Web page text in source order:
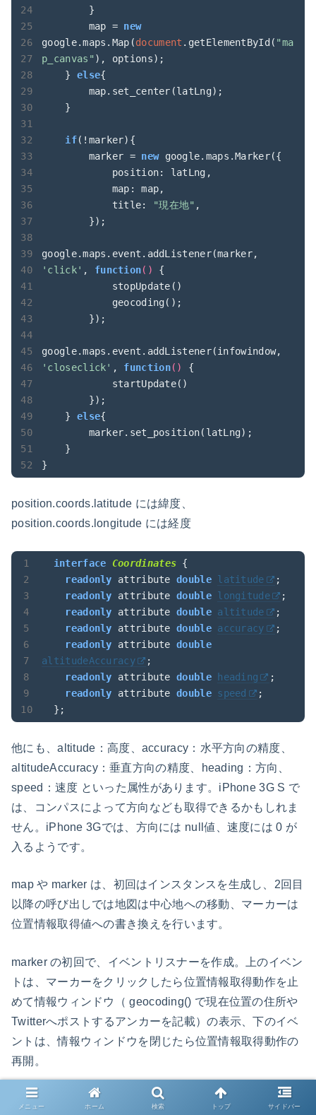
        map =
new
google.maps.Map(document .getElementById( "ma
p_canvas" ), options);
    }
else{
if(!marker){
        marker =
new google.maps.Marker({
position: latLng,
map : map,
title: "現在地" ,
'click' , function( ) {
'closeclick' , function( ) {
    }
else{
}
position.coords.latitude には緯度、
position.coords.longitude には経度
interface Coordinates {
readonly attribute double latitude
;
readonly attribute double longitude
;
readonly attribute double altitude
;
readonly attribute double accuracy
;
readonly attribute double
altitudeAccuracy
;
readonly attribute double heading
;
readonly attribute double speed
;
  };
他にも、altitude：高度、accuracy：水平方向の精度、
altitudeAccuracy：垂直方向の精度、heading：方向、
speed：速度 といった属性があります。iPhone 3G S で
は、コンパスによって方向なども取得できるかもしれま
せん。iPhone 3Gでは、方向には null値、速度には 0 が
入るようです。
map や marker は、初回はインスタンスを生成し、2回目
以降の呼び出しでは地図は中心地への移動、マーカーは
位置情報取得値への書き換えを行います。
marker の初回で、イベントリスナーを作成。上のイベン
トは、マーカーをクリックしたら位置情報取得動作を止
めて情報ウィンドウ（ geocoding() で現在位置の住所や
Twitterへポストするアンカーを記載）の表示、下のイベ
ントは、情報ウィンドウを閉じたら位置情報取得動作の
再開。
ここで、位置情報の取得動作を操作してるのには次の理
メニュー ホーム 検索 トップ サイドバー